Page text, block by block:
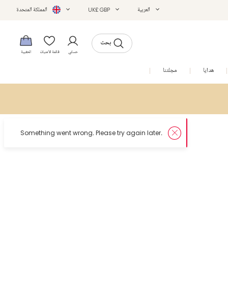
العربية UK£ GBP المملكة المتحدة
بحث
حسابي قائمة الأمنيات الحقيبة
هدايا مجلتنا